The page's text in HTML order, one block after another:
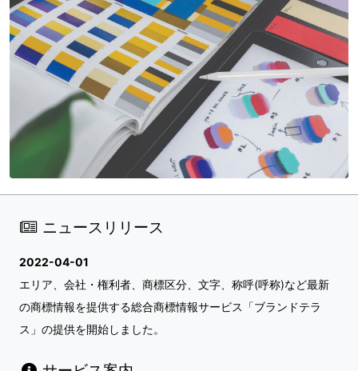
ニュースリリース
2022-04-01
エリア、会社・権利者、商標区分、文字、称呼(呼称)など最新
の商標情報を提供する総合商標情報サービス「ブランドテラ
ス」の提供を開始しました。